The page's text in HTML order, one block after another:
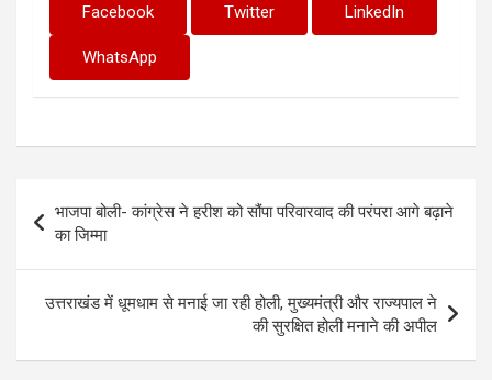
Facebook Twitter LinkedIn
WhatsApp
navigation
भाजपा बोली- कांग्रेस ने हरीश को सौंपा परिवारवाद की परंपरा आगे बढ़ाने
का जिम्मा
उत्तराखंड में धूमधाम से मनाई जा रही होली, मुख्यमंत्री और राज्यपाल ने
की सुरक्षित होली मनाने की अपील